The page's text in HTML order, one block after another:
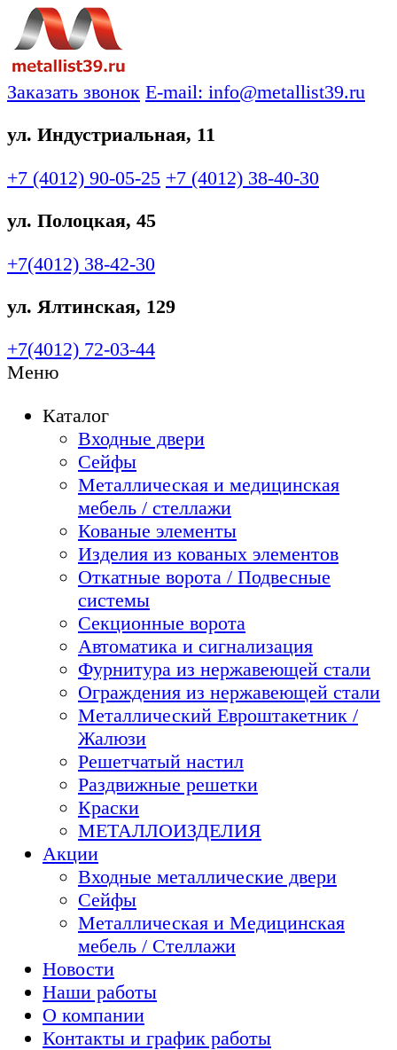
Заказать звонок E-mail: info@metallist39.ru
ул. Индустриальная, 11
+7 (4012) 90-05-25 +7 (4012) 38-40-30
ул. Полоцкая, 45
+7(4012) 38-42-30
ул. Ялтинская, 129
+7(4012) 72-03-44
Меню
Каталог
Входные двери
Сейфы
Металлическая и медицинская
мебель / стеллажи
Кованые элементы
Изделия из кованых элементов
Откатные ворота / Подвесные
системы
Секционные ворота
Автоматика и сигнализация
Фурнитура из нержавеющей стали
Ограждения из нержавеющей стали
Металлический Евроштакетник /
Жалюзи
Решетчатый настил
Раздвижные решетки
Краски
МЕТАЛЛОИЗДЕЛИЯ
Акции
Входные металлические двери
Сейфы
Металлическая и Медицинская
мебель / Стеллажи
Новости
Наши работы
О компании
Контакты и график работы